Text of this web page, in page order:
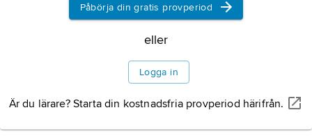
ledde 1766–69 den
Information om artikeln
Påbörja din gratis provperiod
eller
Logga in
Är du lärare? Starta din kostnadsfria provperiod härifrån.